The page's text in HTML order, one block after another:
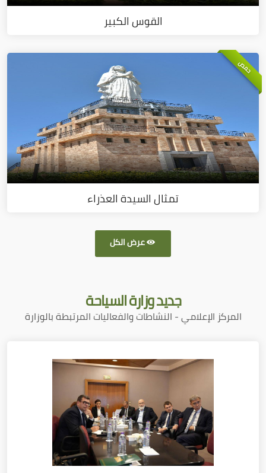
القوس الكبير
حمص
تمثال السيدة العذراء
عرض الكل
جديدوزارة السياحة
المركز الإعلامي - النشاطات والفعاليات المرتبطة بالوزارة